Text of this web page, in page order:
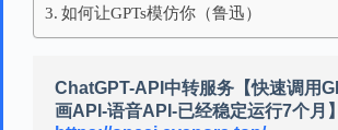
如何让GPTs模仿你（鲁迅）
ChatGPT-API中转服务【快速调用
画API-语音API-已经稳定运行7个月